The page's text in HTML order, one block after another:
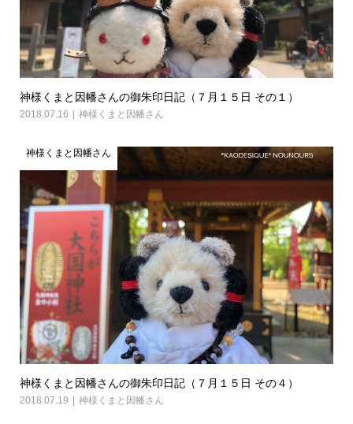
神様くまと因幡さんの御朱印日記（７月１５日 その１）
2018.07.16 神様くまと因幡さん
神様くまと因幡さん
神様くまと因幡さんの御朱印日記（７月１５日 その４）
2018.07.19 神様くまと因幡さん